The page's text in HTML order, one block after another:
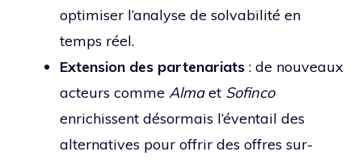
optimiser l’analyse de solvabilité en
temps réel.
Extension des partenariats : de nouveaux
acteurs comme Almaet Sofinco
enrichissent désormais l’éventail des
alternatives pour offrir des offres sur-